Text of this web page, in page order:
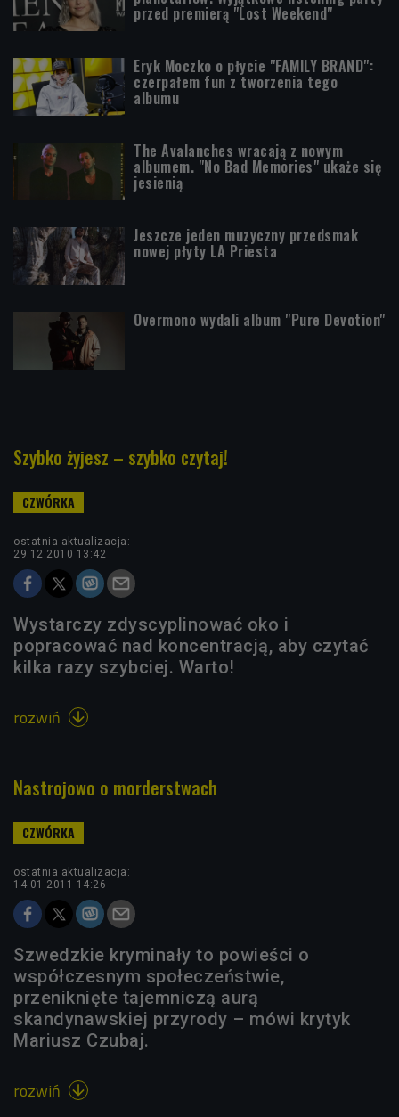
przed premierą "Lost Weekend"
Eryk Moczko o płycie "FAMILY BRAND":
czerpałem fun z tworzenia tego
albumu
The Avalanches wracają z nowym
albumem. "No Bad Memories" ukaże się
jesienią
Jeszcze jeden muzyczny przedsmak
nowej płyty LA Priesta
Overmono wydali album "Pure Devotion"
Szybko żyjesz – szybko czytaj!
ostatnia aktualizacja:
29.12.2010 13:42
Wystarczy zdyscyplinować oko i
popracować nad koncentracją, aby czytać
kilka razy szybciej. Warto!
rozwiń 
Nastrojowo o morderstwach
ostatnia aktualizacja:
14.01.2011 14:26
Szwedzkie kryminały to powieści o
współczesnym społeczeństwie,
przeniknięte tajemniczą aurą
skandynawskiej przyrody – mówi krytyk
Mariusz Czubaj.
rozwiń 